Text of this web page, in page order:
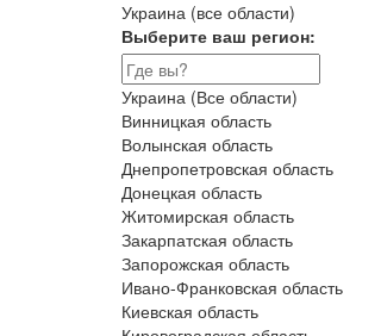
Украина (все области)
Выберите ваш регион:
Украина (Все области)
Винницкая область
Волынская область
Днепропетровская область
Донецкая область
Житомирская область
Закарпатская область
Запорожская область
Ивано-Франковская область
Киевская область